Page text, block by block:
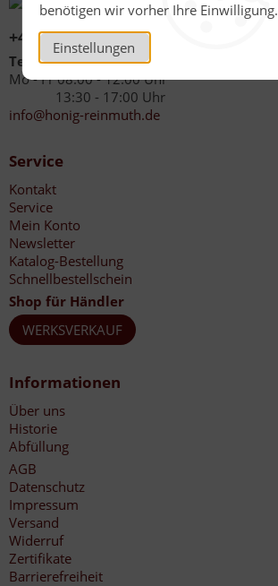
benötigen wir vorher Ihre Einwilligung.
Einstellungen
+49 (0)6267 1021
Telefonzeiten
Mo - Fr 08:00 - 12:00 Uhr
13:30 - 17:00 Uhr
info@honig-reinmuth.de
Service
Kontakt
Service
Mein Konto
Newsletter
Katalog-Bestellung
Schnellbestellschein
Shop für Händler
WERKSVERKAUF
Informationen
Über uns
Historie
Abfüllung
AGB
Datenschutz
Impressum
Versand
Widerruf
Zertifikate
Barrierefreiheit